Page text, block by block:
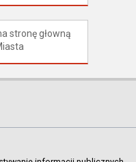
stronę głowną